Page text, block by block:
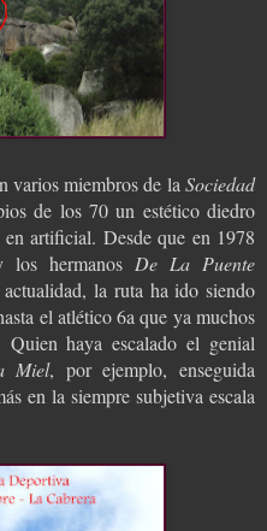
varios miembros de laSociedad
de los 70 un estético diedro
en artificial. Desde que en 1978
los hermanos De La Puente
la ruta ha ido siendo
el atlético 6a que ya muchos
Quien haya escalado el genial
Miel, por ejemplo, enseguida
en la siempre subjetiva escala